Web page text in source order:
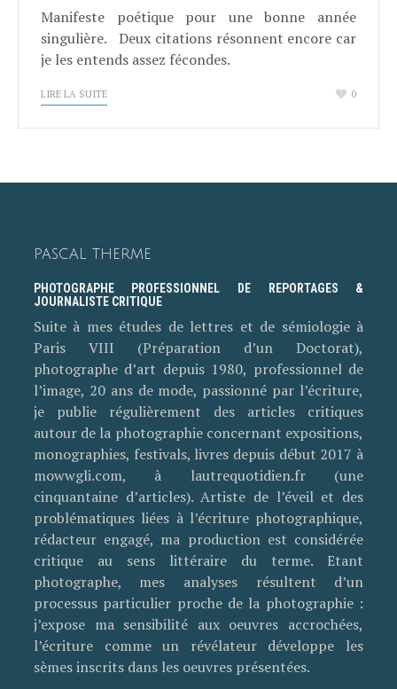
Manifeste poétique pour une bonne année
singulière. Deux citations résonnent encore car
je les entends assez fécondes.
LIRE LA SUITE 0
PASCAL THERME
PHOTOGRAPHE PROFESSIONNEL DE REPORTAGES &
JOURNALISTE CRITIQUE
Suite à mes études de lettres et de sémiologie à
Paris VIII (Préparation d’un Doctorat),
photographe d’art depuis 1980, professionnel de
l’image, 20 ans de mode, passionné par l’écriture,
je publie régulièrement des articles critiques
autour de la photographie concernant expositions,
monographies, festivals, livres depuis début 2017 à
mowwgli.com, à lautrequotidien.fr (une
cinquantaine d’articles). Artiste de l’éveil et des
problématiques liées à l’écriture photographique,
rédacteur engagé, ma production est considérée
critique au sens littéraire du terme. Etant
photographe, mes analyses résultent d’un
processus particulier proche de la photographie :
j’expose ma sensibilité aux oeuvres accrochées,
l’écriture comme un révélateur développe les
sèmes inscrits dans les oeuvres présentées.